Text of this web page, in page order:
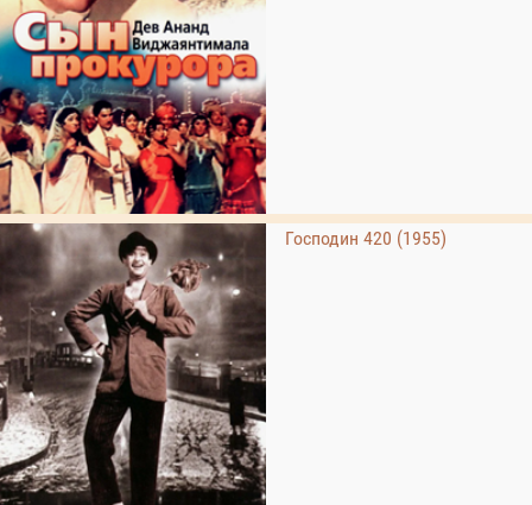
Господин 420 (1955)